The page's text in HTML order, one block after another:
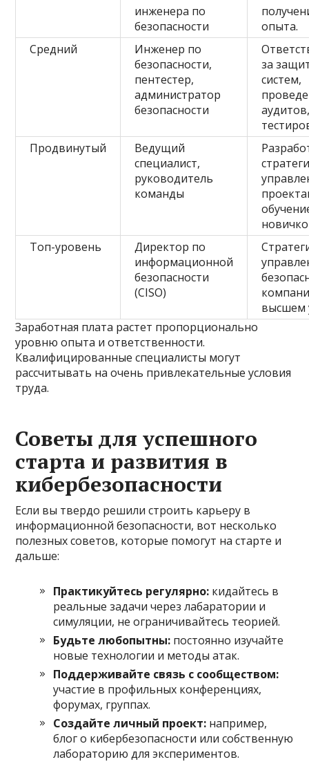
инженера по
безопасности
опыта.
Средний
Инженер по
безопасности,
пентестер,
администратор
безопасности
за
систем,
Продвинутый
Ведущий
специалист,
руководитель
команды
Топ-уровень
Директор по
информационной
безопасности
(CISO)
высшем
Заработная плата растет пропорционально
уровню опыта и ответственности.
Квалифицированные специалисты могут
рассчитывать на очень привлекательные условия
труда.
Советы для успешного
старта и развития в
кибербезопасности
Если вы твердо решили строить карьеру в
информационной безопасности, вот несколько
полезных советов, которые помогут на старте и
дальше:
Практикуйтесь регулярно: кидайтесь в
реальные задачи через лабаратории и
симуляции, не ограничивайтесь теорией.
Будьте любопытны: постоянно изучайте
новые технологии и методы атак.
Поддерживайте связь с сообществом:
участие в профильных конференциях,
форумах, группах.
Создайте личный проект: например,
блог о кибербезопасности или собственную
лабораторию для экспериментов.